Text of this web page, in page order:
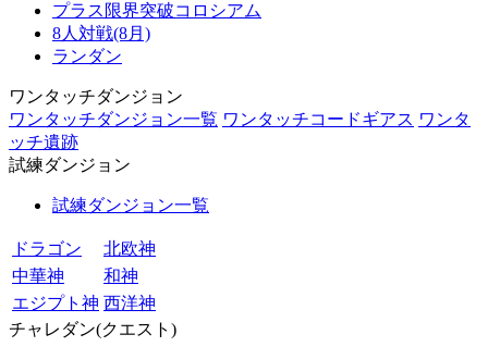
プラス限界突破コロシアム
8人対戦(8月)
ランダン
ワンタッチダンジョン
ワンタッチダンジョン一覧 ワンタッチコードギアス ワンタ
ッチ遺跡
試練ダンジョン
試練ダンジョン一覧
ドラゴン
北欧神
中華神
和神
エジプト神 西洋神
チャレダン(クエスト)